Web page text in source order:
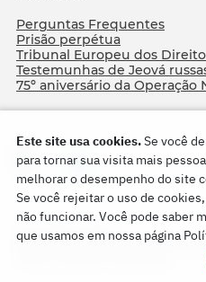
Perguntas Frequentes
Prisão perpétua
Tribunal Europeu dos
Testemunhas de Jeová
75º aniversário da Operação
Watch Tower Bible and Tract
Este site usa cookies.Se você
para tornar sua visita mais
melhorar o desempenho do site
Se você rejeitar o uso de
não funcionar. Você pode saber
que usamos em nossa página